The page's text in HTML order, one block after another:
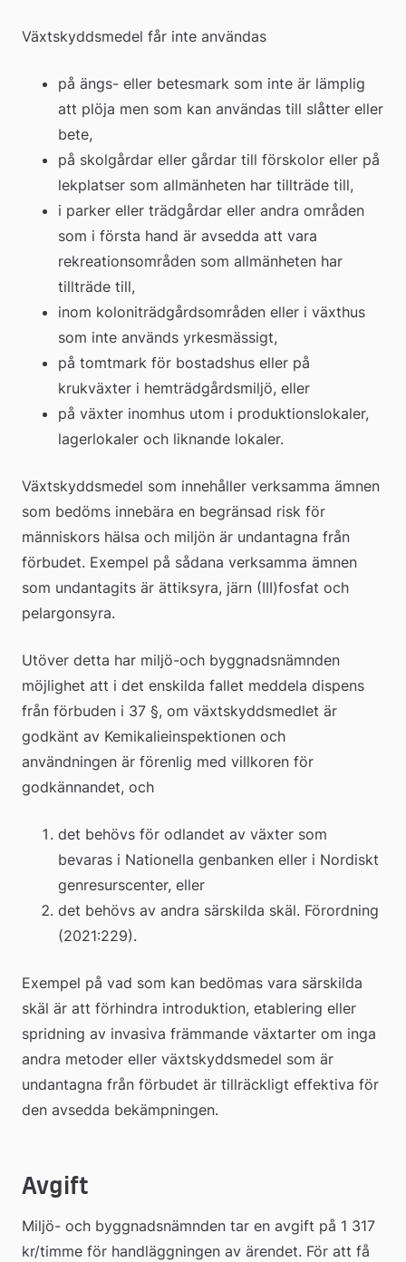
Växtskyddsmedel får inte användas
på ängs- eller betesmark som inte är lämplig
att plöja men som kan användas till slåtter eller
bete,
på skolgårdar eller gårdar till förskolor eller på
lekplatser som allmänheten har tillträde till,
i parker eller trädgårdar eller andra områden
som i första hand är avsedda att vara
rekreationsområden som allmänheten har
tillträde till,
inom koloniträdgårdsområden eller i växthus
som inte används yrkesmässigt,
på tomtmark för bostadshus eller på
krukväxter i hemträdgårdsmiljö, eller
på växter inomhus utom i produktionslokaler,
lagerlokaler och liknande lokaler.
Växtskyddsmedel som innehåller verksamma ämnen
som bedöms innebära en begränsad risk för
människors hälsa och miljön är undantagna från
förbudet. Exempel på sådana verksamma ämnen
som undantagits är ättiksyra, järn (III)fosfat och
pelargonsyra.
Utöver detta har miljö-och byggnadsnämnden
möjlighet att i det enskilda fallet meddela dispens
från förbuden i 37 §, om växtskyddsmedlet är
godkänt av Kemikalieinspektionen och
användningen är förenlig med villkoren för
godkännandet, och
det behövs för odlandet av växter som
bevaras i Nationella genbanken eller i Nordiskt
genresurscenter, eller
det behövs av andra särskilda skäl. Förordning
(2021:229).
Exempel på vad som kan bedömas vara särskilda
skäl är att förhindra introduktion, etablering eller
spridning av invasiva främmande växtarter om inga
andra metoder eller växtskyddsmedel som är
undantagna från förbudet är tillräckligt effektiva för
den avsedda bekämpningen.
Avgift
Miljö- och byggnadsnämnden tar en avgift på 1 317
kr/timme för handläggningen av ärendet. För att få